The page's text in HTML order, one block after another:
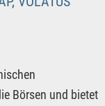
Börsen und bietet